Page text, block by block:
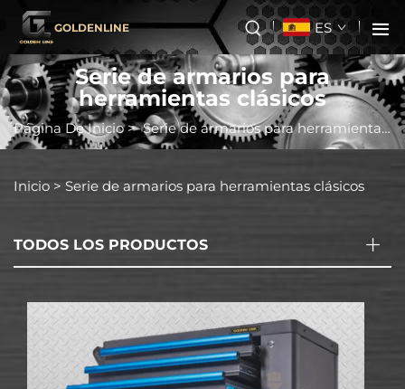
GOLDENLINE ES
Serie de armarios para
herramientas clásicos
Página De Inicio>Serie de armarios para herramientas clásicos
Inicio > Serie de armarios para herramientas clásicos
TODOS LOS PRODUCTOS